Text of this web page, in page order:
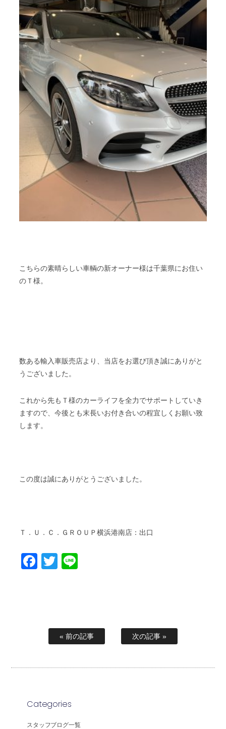
こちらの素晴らしい車輌の新オーナー様は千葉県にお住い
のＴ様。
数ある輸入車販売店より、当店をお選び頂き誠にありがと
うございました。
これから先もＴ様のカーライフを全力でサポートしていき
ますので、今後とも末長いお付き合いの程宜しくお願い致
します。
この度は誠にありがとうございました。
Ｔ．Ｕ．Ｃ．ＧＲＯＵＰ横浜港南店：出口
Facebook
Twitter
« 前の記事 次の記事 »
Categories
スタッフブログ一覧